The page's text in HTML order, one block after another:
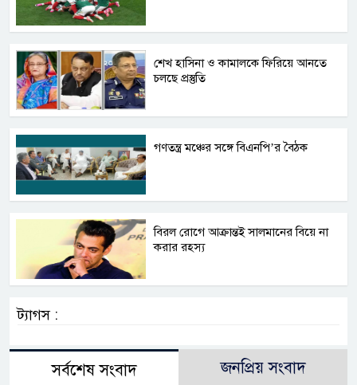
শেখ হাসিনা ও কামালকে ফিরিয়ে আনতে
চলছে প্রস্তুতি
গণতন্ত্র মঞ্চের সঙ্গে বিএনপি’র বৈঠক
বিরল রোগে আক্রান্তই সালমানের বিয়ে না
করার রহস্য
ট্যাগস :
সর্বশেষ সংবাদ জনপ্রিয় সংবাদ